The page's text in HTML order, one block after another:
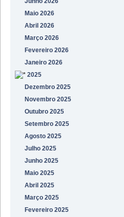
Maio 2026
Abril 2026
Março 2026
Fevereiro 2026
Janeiro 2026
2025
Dezembro 2025
Novembro 2025
Outubro 2025
Setembro 2025
Agosto 2025
Julho 2025
Junho 2025
Maio 2025
Abril 2025
Março 2025
Fevereiro 2025